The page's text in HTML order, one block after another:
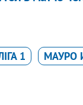
1 МАУРО